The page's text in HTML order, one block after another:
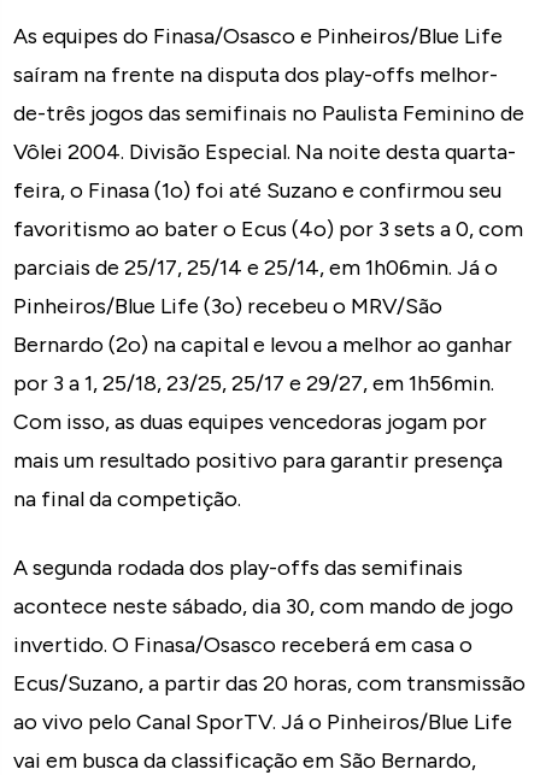
As equipes do Finasa/Osasco e Pinheiros/Blue Life
saíram na frente na disputa dos play-offs melhor-
de-três jogos das semifinais no Paulista Feminino de
Vôlei 2004. Divisão Especial. Na noite desta quarta-
feira, o Finasa (1o) foi até Suzano e confirmou seu
favoritismo ao bater o Ecus (4o) por 3 sets a 0, com
parciais de 25/17, 25/14 e 25/14, em 1h06min. Já o
Pinheiros/Blue Life (3o) recebeu o MRV/São
Bernardo (2o) na capital e levou a melhor ao ganhar
por 3 a 1, 25/18, 23/25, 25/17 e 29/27, em 1h56min.
Com isso, as duas equipes vencedoras jogam por
mais um resultado positivo para garantir presença
na final da competição.
A segunda rodada dos play-offs das semifinais
acontece neste sábado, dia 30, com mando de jogo
invertido. O Finasa/Osasco receberá em casa o
Ecus/Suzano, a partir das 20 horas, com transmissão
ao vivo pelo Canal SporTV. Já o Pinheiros/Blue Life
vai em busca da classificação em São Bernardo,